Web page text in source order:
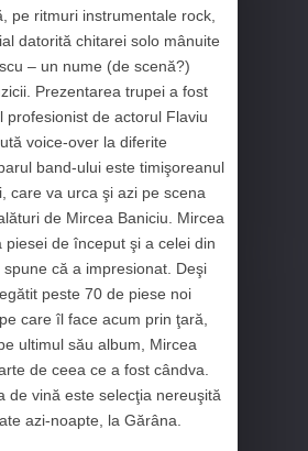
pe ritmuri instrumentale rock,
datorită chitarei solo mânuite
– un nume (de scenă?)
Prezentarea trupei a fost
profesionist de actorul Flaviu
voice-over la diferite
band-ului este timişoreanul
care va urca şi azi pe scena
de Mircea Baniciu. Mircea
piesei de început şi a celei din
că a impresionat. Deşi
peste 70 de piese noi
care îl face acum prin ţară,
ultimul său album, Mircea
de ceea ce a fost cândva.
de vină este selecţia nereuşită
azi-noapte, la Gărâna.